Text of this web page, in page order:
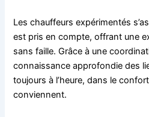
Les chauffeurs expérimentés
est pris en compte, offrant une
sans faille. Grâce à une
connaissance approfondie des
toujours à l’heure, dans le
conviennent.